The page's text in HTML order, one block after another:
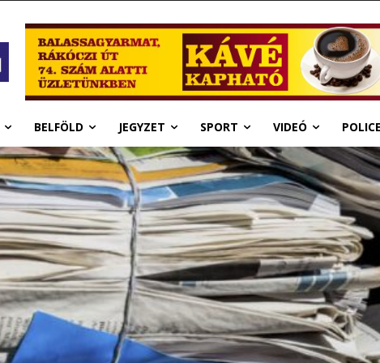
BELFÖLD JEGYZET SPORT VIDEÓ